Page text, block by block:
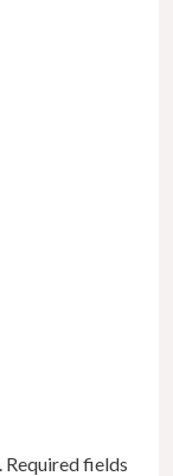
Required fields